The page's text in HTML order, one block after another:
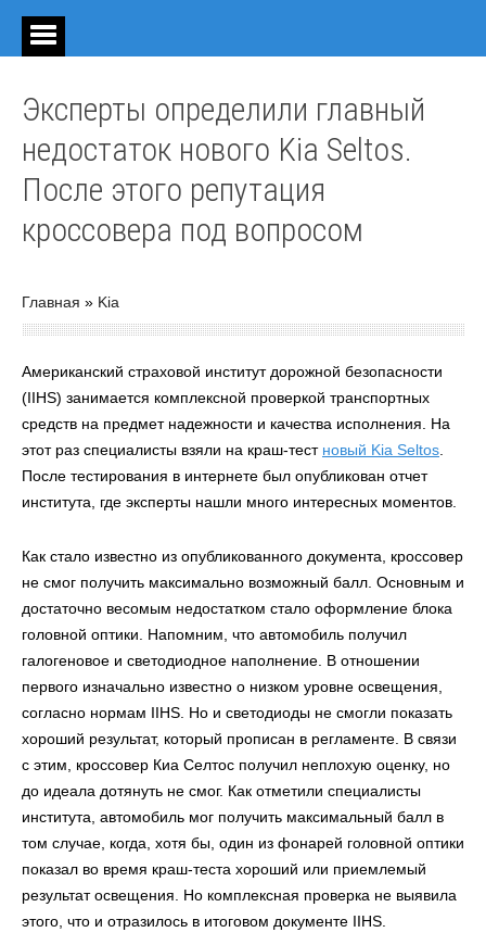
Эксперты определили главный
недостаток нового Kia Seltos.
После этого репутация
кроссовера под вопросом
Главная » Kia
Американский страховой институт дорожной безопасности
(IIHS) занимается комплексной проверкой транспортных
средств на предмет надежности и качества исполнения. На
этот раз специалисты взяли на краш-тест новый Kia Seltos
После тестирования в интернете был опубликован отчет
института, где эксперты нашли много интересных моментов.
Как стало известно из опубликованного документа, кроссовер
не смог получить максимально возможный балл. Основным и
достаточно весомым недостатком стало оформление блока
головной оптики. Напомним, что автомобиль получил
галогеновое и светодиодное наполнение. В отношении
первого изначально известно о низком уровне освещения,
согласно нормам IIHS. Но и светодиоды не смогли показать
хороший результат, который прописан в регламенте. В связи
с этим, кроссовер Киа Селтос получил неплохую оценку, но
до идеала дотянуть не смог. Как отметили специалисты
института, автомобиль мог получить максимальный балл в
том случае, когда, хотя бы, один из фонарей головной оптики
показал во время краш-теста хороший или приемлемый
результат освещения. Но комплексная проверка не выявила
этого, что и отразилось в итоговом документе IIHS.